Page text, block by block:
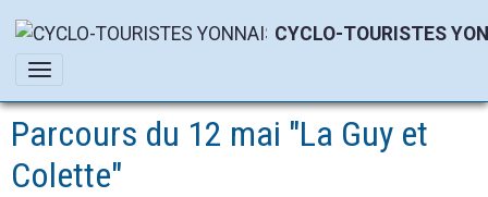
CYCLO-TOURISTES
Parcours du 12 mai "La Guy et
Colette"